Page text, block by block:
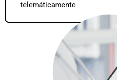
telemáticamente